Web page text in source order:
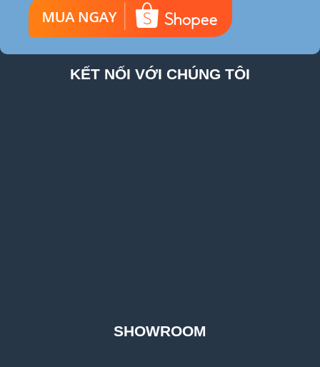
KẾT NỐI VỚI CHÚNG TÔI
SHOWROOM